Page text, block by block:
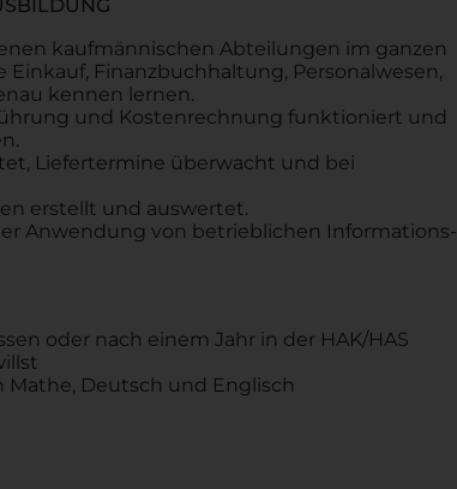
kaufmännischen Abteilungen im ganzen
Finanzbuchhaltung, Personalwesen,
kennen lernen.
und Kostenrechnung funktioniert und
Liefertermine überwacht und bei
erstellt und auswertet.
Anwendung von betrieblichen Informations-
oder nach einem Jahr in der HAK/HAS
Mathe, Deutsch und Englisch